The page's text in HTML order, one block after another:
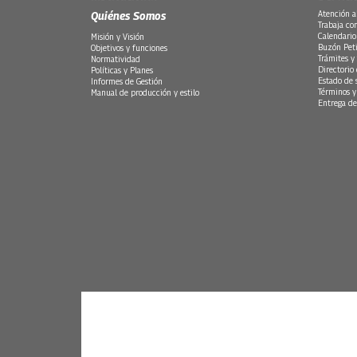
Quiénes Somos
Misión y Visión
Objetivos y funciones
Normatividad
Políticas y Planes
Informes de Gestión
Manual de producción y estilo
Atención
Trabaja
Buzón
Trámites y
Directorio
Estado de
Términos
Entrega